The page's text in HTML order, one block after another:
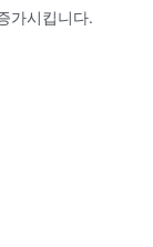
가시킵니다.